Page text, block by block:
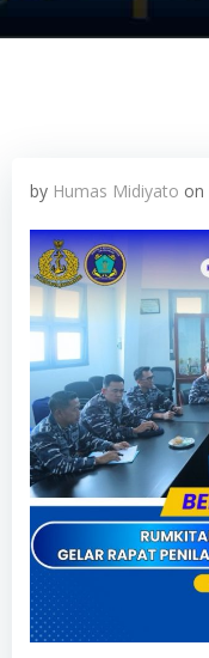
by Humas Midiyato on